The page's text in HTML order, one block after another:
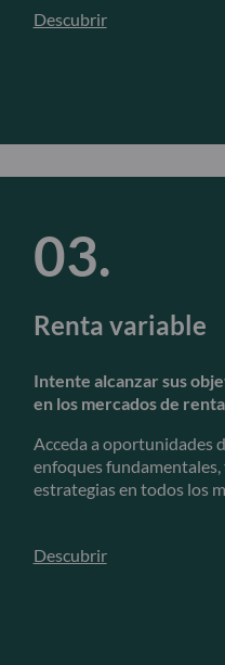
Descubrir
Renta variable
Intente alcanzar sus
en los mercados de
Acceda a oportunidades
enfoques
estrategias en todos los
Descubrir